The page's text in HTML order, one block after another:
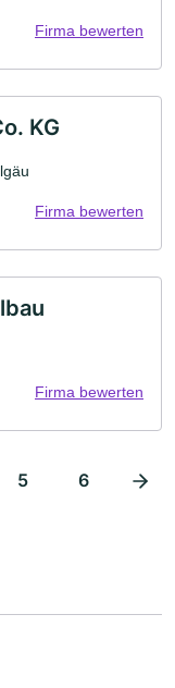
Firma bewerten
KG
Firma bewerten
Firma bewerten
5 6